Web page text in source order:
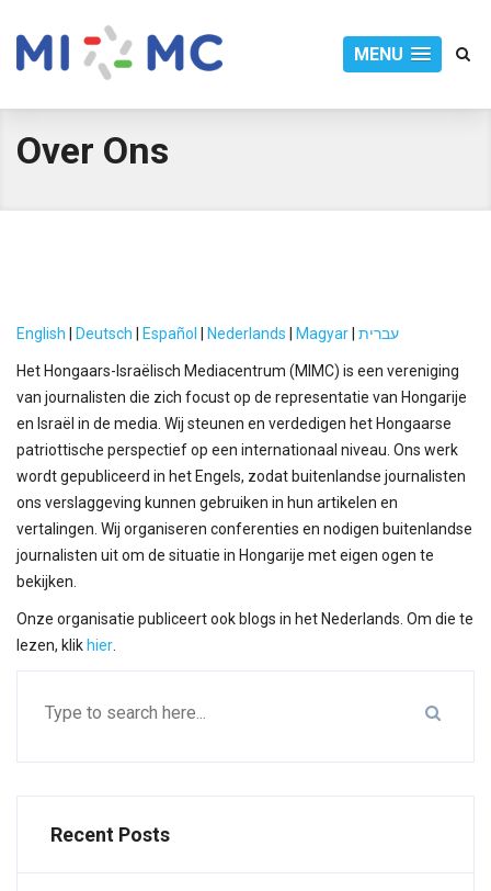
MENU
Over Ons
English Deutsch Español Nederlands Magyar עברית
Het Hongaars-Israëlisch Mediacentrum (MIMC) is een vereniging
van journalisten die zich focust op de representatie van Hongarije
en Israël in de media. Wij steunen en verdedigen het Hongaarse
patriottische perspectief op een internationaal niveau. Ons werk
wordt gepubliceerd in het Engels, zodat buitenlandse journalisten
ons verslaggeving kunnen gebruiken in hun artikelen en
vertalingen. Wij organiseren conferenties en nodigen buitenlandse
journalisten uit om de situatie in Hongarije met eigen ogen te
bekijken.
Onze organisatie publiceert ook blogs in het Nederlands. Om die te
lezen, klik hier
Recent Posts